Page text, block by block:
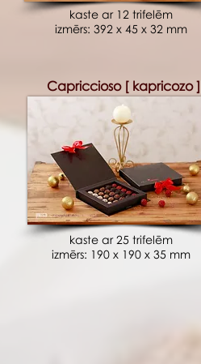
kaste ar 12 trifelēm
izmērs: 392 x 45 x 32 mm
Capriccioso [ kapricozo ]
kaste ar 25 trifelēm
izmērs: 190 x 190 x 35 mm